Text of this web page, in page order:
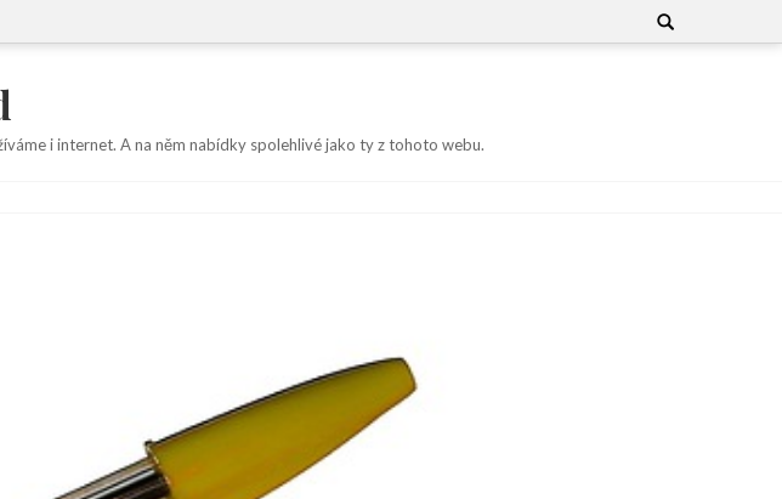
Search
for:
i internet. A na něm nabídky spolehlivé jako ty z tohoto webu.